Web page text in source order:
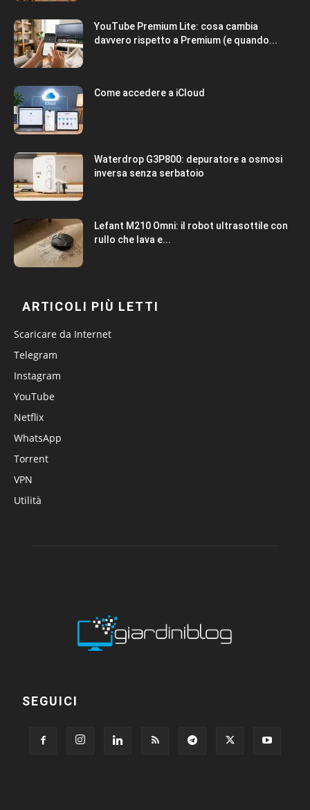
YouTube Premium Lite: cosa cambia
davvero rispetto a Premium (e quando...
Come accedere a iCloud
Waterdrop G3P800: depuratore a osmosi
inversa senza serbatoio
Lefant M210 Omni: il robot ultrasottile con
rullo che lava e...
ARTICOLI PIÙ LETTI
Scaricare da Internet
Telegram
Instagram
YouTube
Netflix
WhatsApp
Torrent
VPN
Utilità
SEGUICI